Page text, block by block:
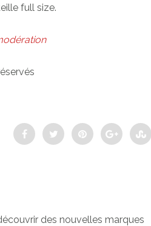
full size.
des nouvelles marques